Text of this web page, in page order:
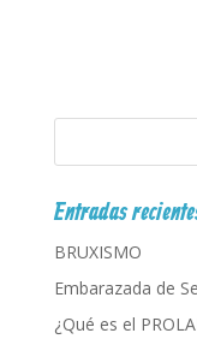
Entradas
BRUXISMO
Embarazada de
¿Qué es el